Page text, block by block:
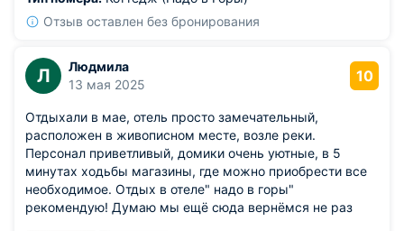
Отзыв оставлен без бронирования
Л
Людмила
13 мая 2025
10
Отдыхали в мае, отель просто замечательный,
расположен в живописном месте, возле реки.
Персонал приветливый, домики очень уютные, в 5
минутах ходьбы магазины, где можно приобрести все
необходимое. Отдых в отеле" надо в горы"
рекомендую! Думаю мы ещё сюда вернёмся не раз